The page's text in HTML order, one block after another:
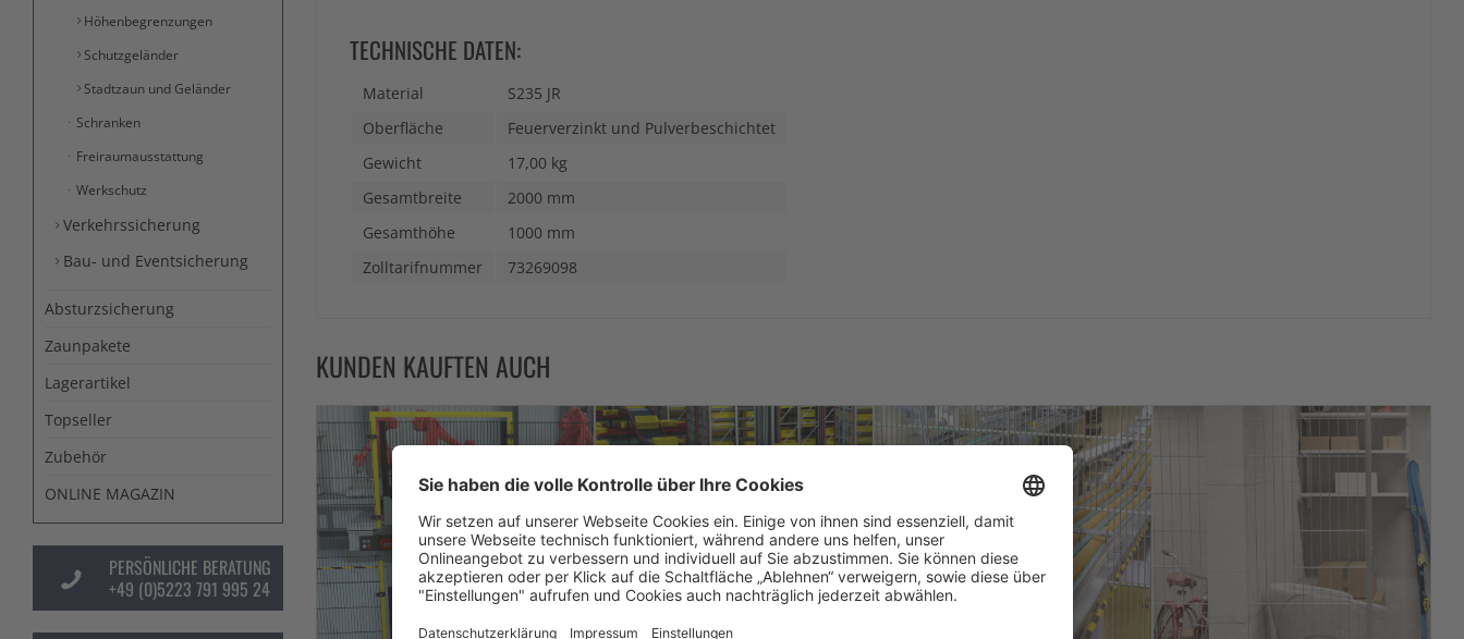
Höhenbegrenzungen
Schutzgeländer
Stadtzaun und Geländer
Schranken
Freiraumausstattung
Werkschutz
Verkehrssicherung
Bau- und Eventsicherung
Absturzsicherung
Zaunpakete
Lagerartikel
Topseller
Zubehör
ONLINE MAGAZIN
PERSÖNLICHE BERATUNG
+49 (0)5223 791 995 24
TECHNISCHE DATEN:
Material
S235 JR
Oberfläche
Feuerverzinkt und Pulverbeschichtet
Gewicht
17,00 kg
Gesamtbreite
2000 mm
Gesamthöhe
1000 mm
Zolltarifnummer
73269098
KUNDEN KAUFTEN AUCH